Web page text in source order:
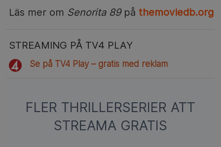
Läs mer om Senorita 89på themoviedb.org
STREAMING PÅ TV4 PLAY
Se på TV4 Play – gratis med reklam
FLER THRILLERSERIER ATT
STREAMA GRATIS